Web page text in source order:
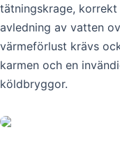
tätningskrage,
avledning av vatten
värmeförlust krävs
karmen och en
köldbryggor.